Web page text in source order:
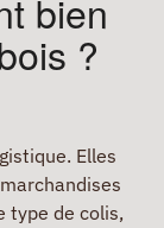
bien
?
Elles
type de colis,